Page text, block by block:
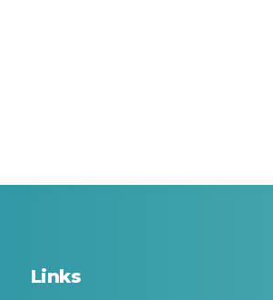
Links